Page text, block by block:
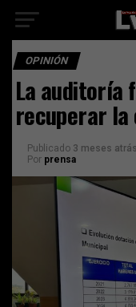
OPINIÓN
La auditoría
recuperar la
Publicado 3 meses atrás
Por prensa